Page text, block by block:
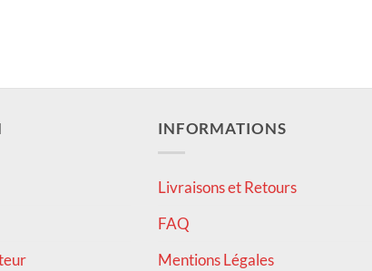
INFORMATIONS
Livraisons et Retours
FAQ
Mentions Légales